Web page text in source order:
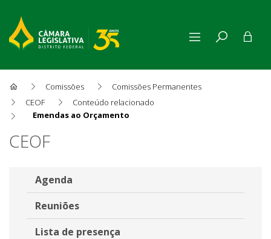
Comissões
Comissões Permanentes
CEOF
Conteúdo relacionado
Emendas ao Orçamento
Emendas ao Orçamento
CEOF
Agenda
Reuniões
Lista de presença